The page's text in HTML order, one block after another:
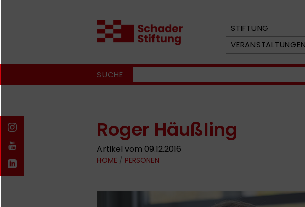
STIFTUNG
VERANSTALTUNGEN
SUCHE
Roger Häußling
Artikel vom 09.12.2016
HOME / PERSONEN